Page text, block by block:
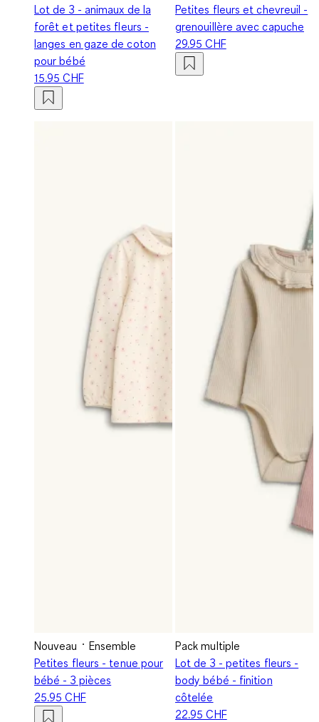
Lot de 3 - animaux de la
forêt et petites fleurs -
langes en gaze de coton
pour bébé
15.95 CHF
Petites fleurs et chevreuil -
grenouillère avec capuche
29.95 CHF
Nouveau
Ensemble
Petites fleurs - tenue pour
bébé - 3 pièces
25.95 CHF
Pack multiple
Lot de 3 - petites fleurs -
body bébé - finition
côtelée
22.95 CHF